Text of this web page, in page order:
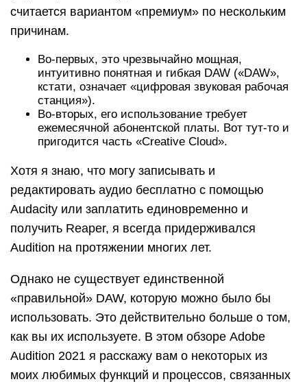
считается вариантом «премиум» по нескольким
причинам.
Во-первых, это чрезвычайно мощная,
интуитивно понятная и гибкая DAW («DAW»,
кстати, означает «цифровая звуковая рабочая
станция»).
Во-вторых, его использование требует
ежемесячной абонентской платы. Вот тут-то и
пригодится часть «Creative Cloud».
Хотя я знаю, что могу записывать и
редактировать аудио бесплатно с помощью
Audacity или заплатить единовременно и
получить Reaper, я всегда придерживался
Audition на протяжении многих лет.
Однако не существует единственной
«правильной» DAW, которую можно было бы
использовать. Это действительно больше о том,
как вы их используете. В этом обзоре Adobe
Audition 2021 я расскажу вам о некоторых из
моих любимых функций и процессов, связанных